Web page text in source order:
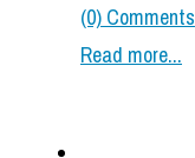
(0) Comments
Read more...